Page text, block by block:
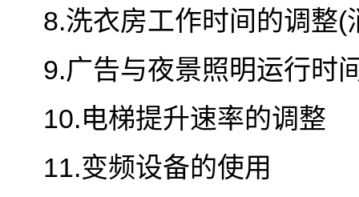
8.洗衣房工作时间的调整
9.广告与夜景照明运行时
10.电梯提升速率的调整
11.变频设备的使用